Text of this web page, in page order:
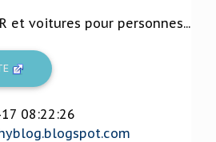
et voitures pour personnes...
08:22:26